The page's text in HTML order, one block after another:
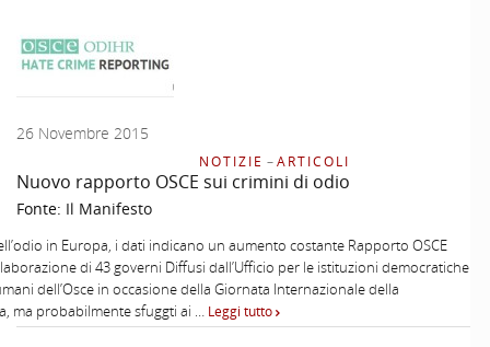
26 Novembre 2015
NOTIZIE –ARTICOLI
Nuovo rapporto OSCE sui crimini di odio
Fonte: Il Manifesto
in Europa, i dati indicano un aumento costante Rapporto OSCE
di 43 governi Diffusi dall’Ufficio per le istituzioni democratiche
dell’Osce in occasione della Giornata Internazionale della
ma probabilmente sfuggti ai … Leggi tutto